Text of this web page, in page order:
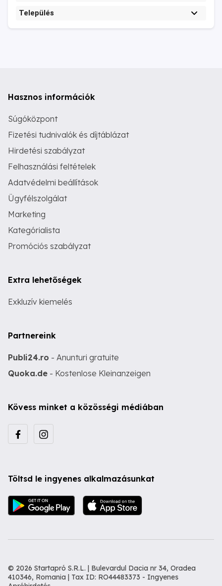
Település
Hasznos információk
Súgóközpont
Fizetési tudnivalók és díjtáblázat
Hirdetési szabályzat
Felhasználási feltételek
Adatvédelmi beállítások
Ügyfélszolgálat
Marketing
Kategórialista
Promóciós szabályzat
Extra lehetőségek
Exkluzív kiemelés
Partnereink
Publi24.ro - Anunturi gratuite
Quoka.de - Kostenlose Kleinanzeigen
Kövess minket a közösségi médiában
Töltsd le ingyenes alkalmazásunkat
© 2026 Startapró S.R.L. | Bulevardul Dacia nr 34, Oradea
410346, Romania | Tax ID: RO44483373 - Ingyenes